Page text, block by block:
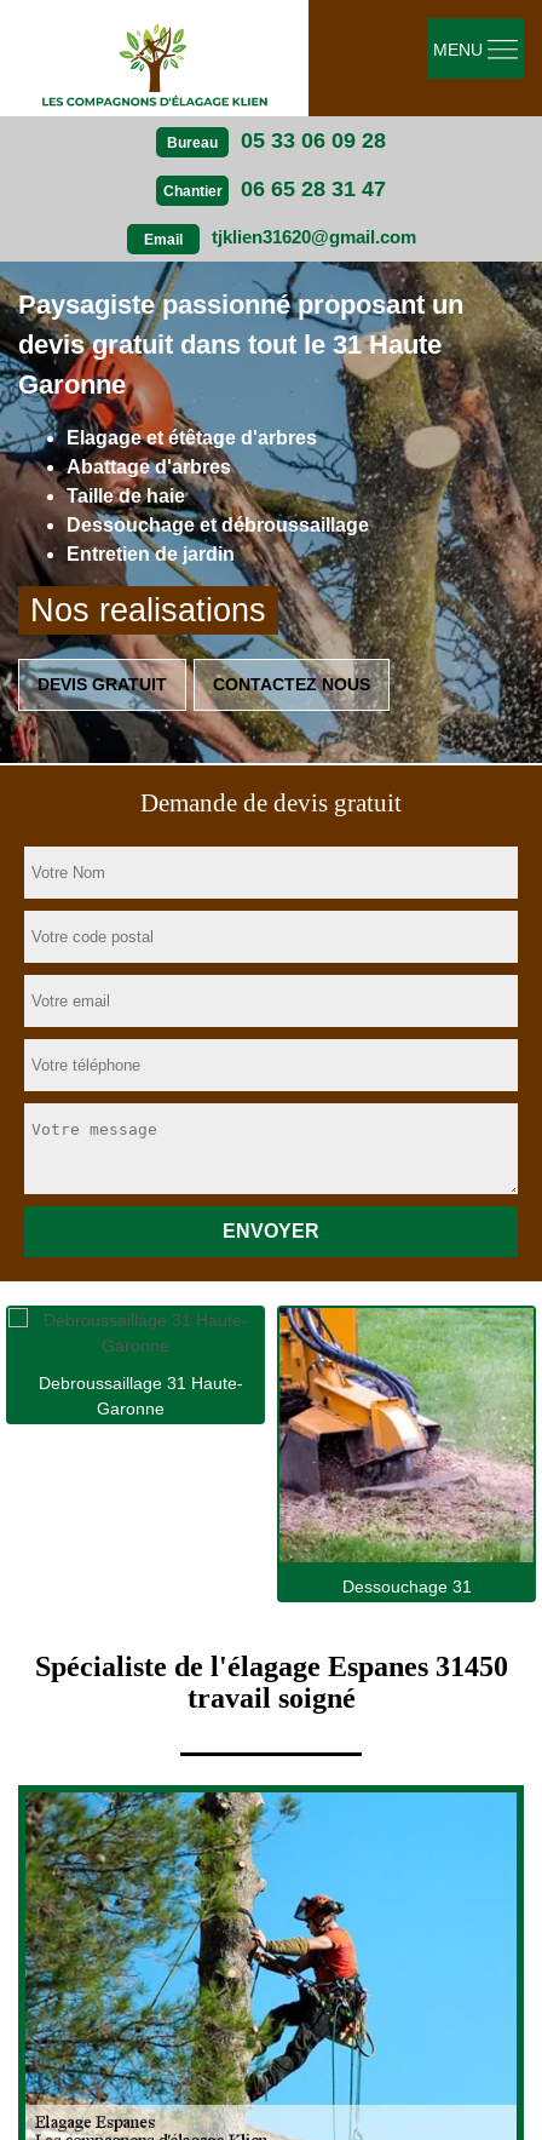
Bureau 05 33 06 09 28
Chantier 06 65 28 31 47
Email tjklien31620@gmail.com
MENU
Paysagiste passionné proposant un
devis gratuit dans tout le 31 Haute
Garonne
Elagage et étêtage d'arbres
Abattage d'arbres
Taille de haie
Dessouchage et débroussaillage
Entretien de jardin
Nos realisations
DEVIS GRATUIT CONTACTEZ NOUS
Demande de devis gratuit
Debroussaillage 31 Haute-
Garonne
Dessouchage 31
Spécialiste de l'élagage Espanes 31450
travail soigné